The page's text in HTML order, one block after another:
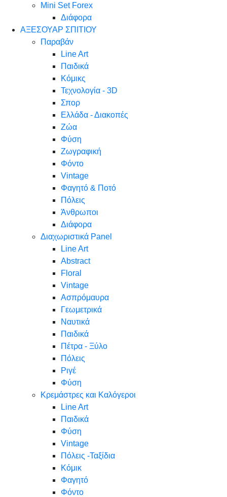
Mini Set Forex
Διάφορα
ΑΞΕΣΟΥΑΡ ΣΠΙΤΙΟΥ
Παραβάν
Line Art
Παιδικά
Κόμικς
Τεχνολογία - 3D
Σπορ
Ελλάδα - Διακοπές
Ζώα
Φύση
Ζωγραφική
Φόντο
Vintage
Φαγητό & Ποτό
Πόλεις
Άνθρωποι
Διάφορα
Διαχωριστικά Panel
Line Art
Abstract
Floral
Vintage
Ασπρόμαυρα
Γεωμετρικά
Ναυτικά
Παιδικά
Πέτρα - Ξύλο
Πόλεις
Ριγέ
Φύση
Κρεμάστρες και Καλόγεροι
Line Art
Παιδικά
Φύση
Vintage
Πόλεις -Ταξίδια
Κόμικ
Φαγητό
Φόντο